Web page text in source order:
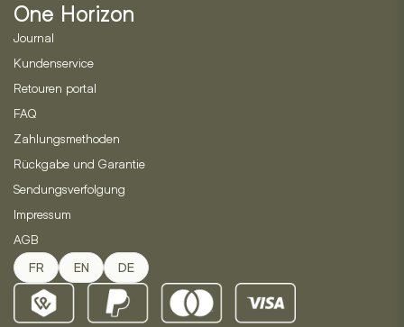
One Horizon
Journal
Kundenservice
Retouren portal
FAQ
Zahlungsmethoden
Rückgabe und Garantie
Sendungsverfolgung
Impressum
AGB
FR EN DE